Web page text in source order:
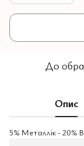
До
Опис
5% Mеталлік - 20%